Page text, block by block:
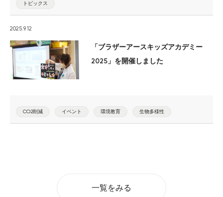
トピックス
2025.9.12
「ブラザーアースキッズアカデミー
2025」を開催しました
CO2削減 イベント 環境教育 生物多様性
一覧をみる